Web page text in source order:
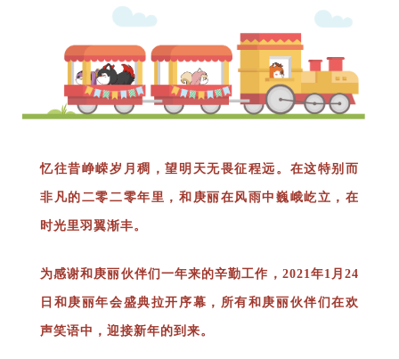
忆往昔峥嵘岁月稠，望明天无畏征程远。 在这特别而
非凡的二零二零年里，和庚丽在风雨中巍峨屹立， 在
时光里羽翼渐丰。
为感谢和庚丽伙伴们一年来的辛勤工作，2021年1月24
日和庚丽年会盛典拉开序幕，所有和庚丽伙伴们在欢
声笑语中，迎接新年的到来。